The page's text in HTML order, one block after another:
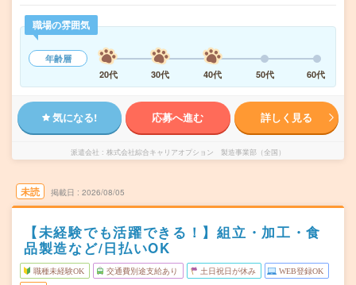
職場の雰囲気
年齢層
20代
30代 40代 50代 60代
気になる! 応募へ進む 詳しく見る
派遣会社 株式会社綜合キャリアオプション 製造事業部（全国）
未読 掲載日 2026/08/05
【未経験でも活躍できる！】組立・加工・食
品製造など/日払いOK
職種未経験OK 交通費別途支給あり 土日祝日が休み WEB登録OK